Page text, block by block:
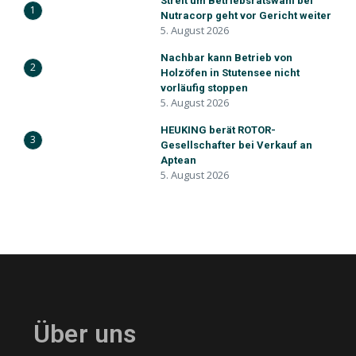
1
Nutracorp geht vor Gericht weiter
5. August 2026
2
Nachbar kann Betrieb von
Holzöfen in Stutensee nicht
vorläufig stoppen
5. August 2026
3
HEUKING berät ROTOR-
Gesellschafter bei Verkauf an
Aptean
5. August 2026
Über uns